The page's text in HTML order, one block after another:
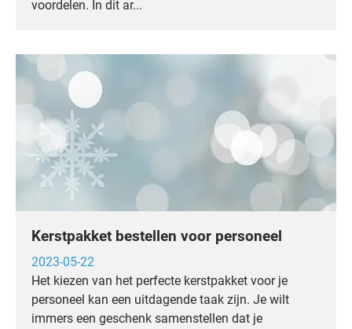
voordelen. In dit ar...
Kerstpakket bestellen voor personeel
2023-05-22
Het kiezen van het perfecte kerstpakket voor je
personeel kan een uitdagende taak zijn. Je wilt
immers een geschenk samenstellen dat je